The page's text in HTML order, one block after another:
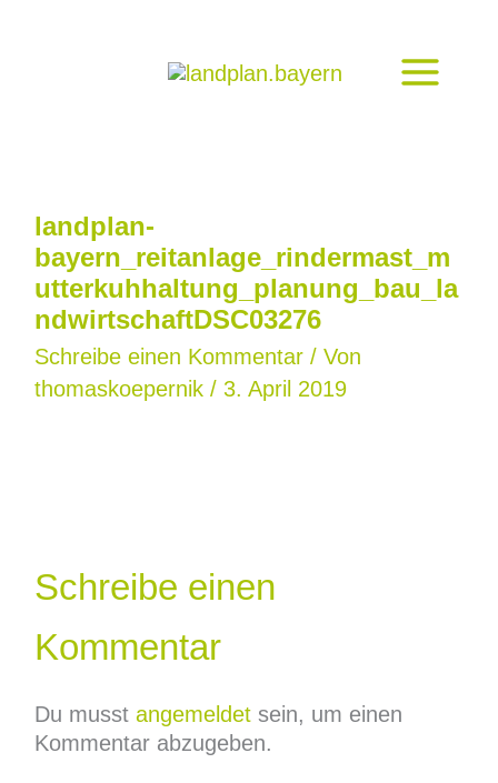
landplan-
bayern_reitanlage_rindermast_m
utterkuhhaltung_planung_bau_la
ndwirtschaftDSC03276
Schreibe einen Kommentar / Von
thomaskoepernik / 3. April 2019
Schreibe einen
Kommentar
Du musst angemeldetsein, um einen
Kommentar abzugeben.